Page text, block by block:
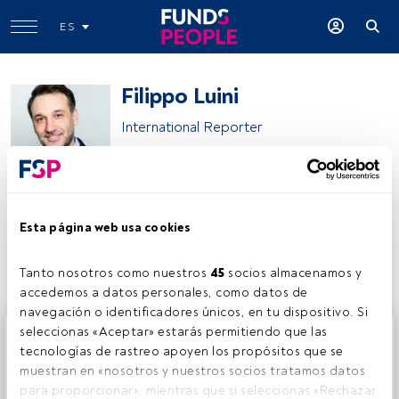
Esta página web usa cookies
Tanto nosotros como nuestros 45 socios almacenamos y
accedemos a datos personales, como datos de
navegación o identificadores únicos, en tu dispositivo. Si
seleccionas «Aceptar» estarás permitiendo que las
tecnologías de rastreo apoyen los propósitos que se
muestran en «nosotros y nuestros socios tratamos datos
para proporcionar», mientras que si seleccionas «Rechazar
ES
Filippo Luini
International Reporter
Compartir:
Este es un artículo exclusivo para los usuarios registrados
de FundsPeople. Si ya estás registrado, accede desde el
botón Login. Si aún no tienes cuenta, te invitamos a
registrarte y disfrutar de todo el universo que ofrece